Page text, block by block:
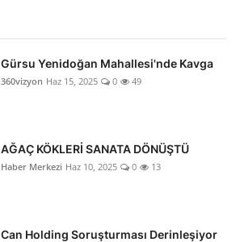
Gürsu Yenidoğan Mahallesi'nde Kavga
360vizyon Haz 15, 2025 0 49
AĞAÇ KÖKLERİ SANATA DÖNÜŞTÜ
Haber Merkezi Haz 10, 2025 0 13
Can Holding Soruşturması Derinleşiyor